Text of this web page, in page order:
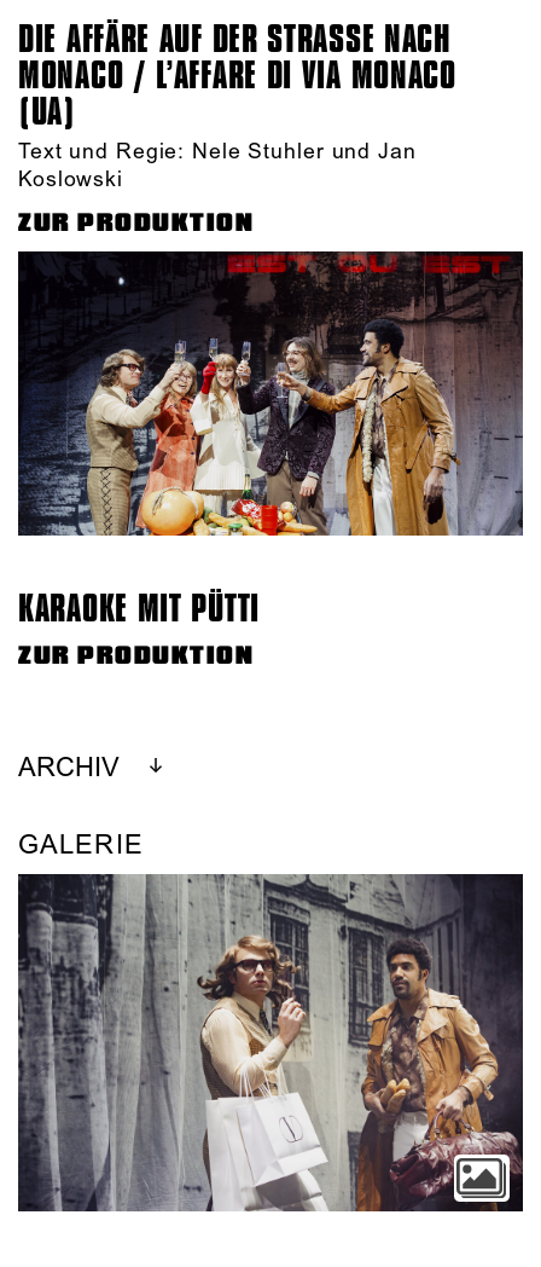
DIE AFFÄRE AUF DER STRASSE NACH M
ONACO / L’AFFARE DI VIA MONACO (
UA)
Text und Regie: Nele Stuhler und Jan
Koslowski
ZUR PRODUKTION
KARAOKE MIT PÜTTI
ZUR PRODUKTION
ARCHIV
GALERIE